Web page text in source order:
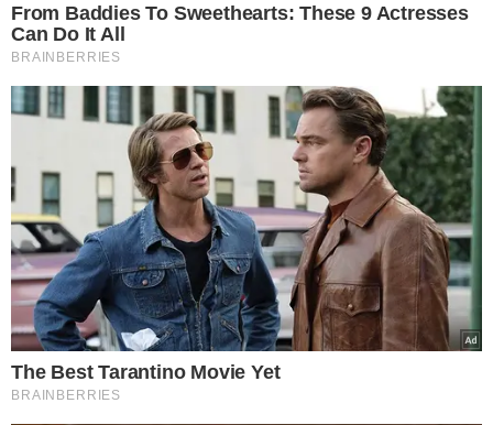
Na decisão, o magistrado estabeleceu condições para o
regime aberto, como comparecimento trimestral às
autoridades competentes, busca de emprego lícito e
restrições de horário e locais.